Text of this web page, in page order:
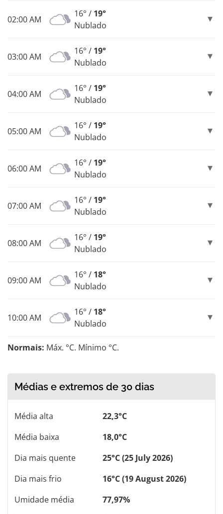
02:00 AM
16° / 19°
Nublado
03:00 AM
16° / 19°
Nublado
04:00 AM
16° / 19°
Nublado
05:00 AM
16° / 19°
Nublado
06:00 AM
16° / 19°
Nublado
07:00 AM
16° / 19°
Nublado
08:00 AM
16° / 19°
Nublado
09:00 AM
16° / 18°
Nublado
10:00 AM
16° / 18°
Nublado
Normais: Máx. °C. Mínimo °C.
Médias e extremos de 30 dias
Média alta
22,3°C
Média baixa
18,0°C
Dia mais quente
25°C (25 July 2026)
Dia mais frio
16°C (19 August 2026)
Umidade média
77,97%